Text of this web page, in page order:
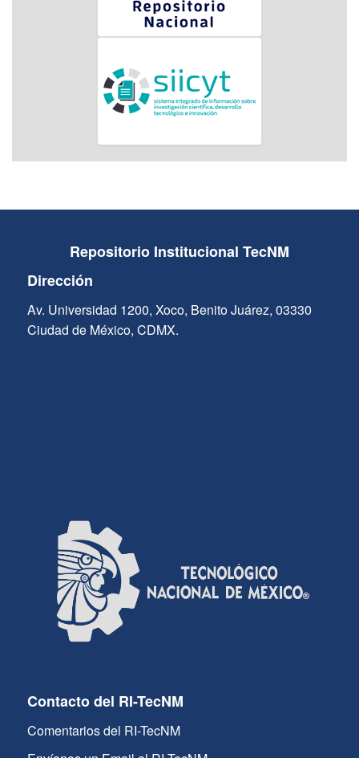
Repositorio Institucional TecNM
Dirección
Av. Universidad 1200, Xoco, Benito Juárez, 03330
Ciudad de México, CDMX.
Contacto del RI-TecNM
Comentarios del RI-TecNM